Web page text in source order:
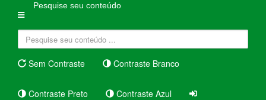
Pesquise seu conteúdo
Sem Contraste Contraste Branco
Contraste Preto Contraste Azul